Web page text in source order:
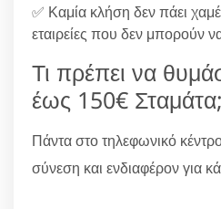
✅ Καμία κλήση δεν πάει
εταιρείες που δεν μπορούν
Τι πρέπει να
έως 150€ Σταμάτα;
Πάντα στο τηλεφωνικό
σύνεση και ενδιαφέρον για